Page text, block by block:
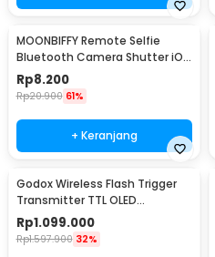
MOONBIFFY Remote Selfie
Bluetooth Camera Shutter iOS
Android - XFY-001
Rp8.200
Rp20.900 61%
+ Keranjang
Godox Wireless Flash Trigger
Transmitter TTL OLED
Touchscreen 2.4 GHz Sony
Camera - X3
Rp1.099.000
Rp1.597.900 32%